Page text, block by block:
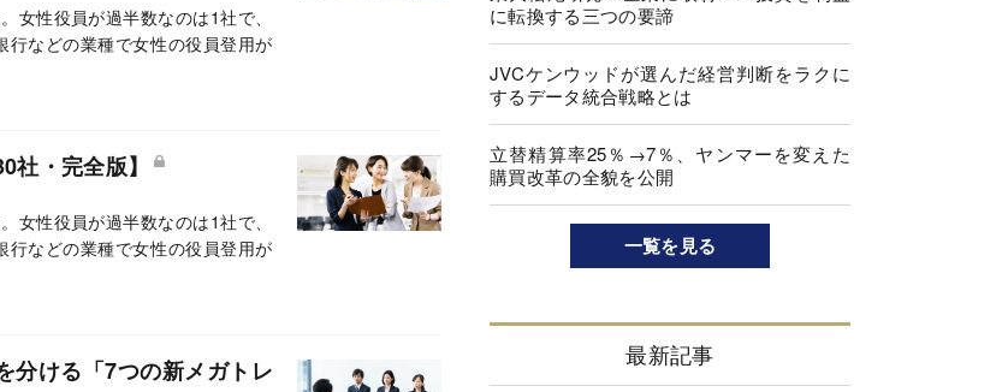
女性役員が過半数なのは1社で、
などの業種で女性の役員登用が
・完全版】
女性役員が過半数なのは1社で、
などの業種で女性の役員登用が
分ける「7つの新メガトレ
に転換する三つの要諦
JVCケンウッドが選んだ経営判断をラクに
するデータ統合戦略とは
立替精算率25％→7％、ヤンマーを変えた
購買改革の全貌を公開
一覧を見る
最新記事